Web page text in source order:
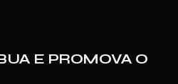
E PROMOVA O